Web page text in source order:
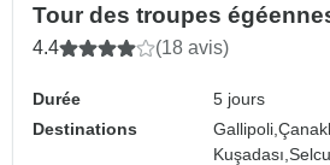
Tour des troupes
4.4 (18 avis)
Durée
5 jours
Destinations
Gallipoli,
Kuşadası,